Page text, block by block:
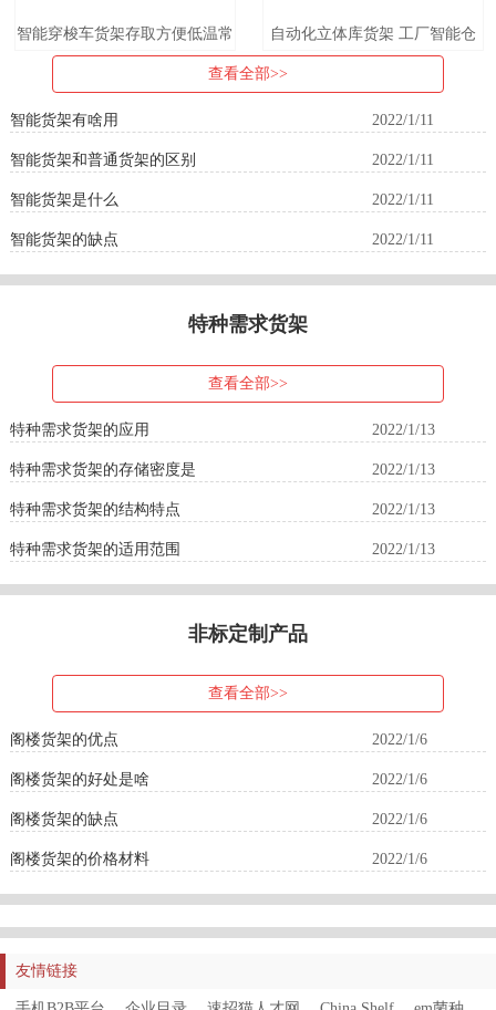
智能穿梭车货架存取方便低温常
温立库穿梭车货架贯通货架
自动化立体库货架 工厂智能仓
查看全部>>
智能货架有啥用 2022/1/11
智能货架和普通货架的区别 2022/1/11
智能货架是什么 2022/1/11
智能货架的缺点 2022/1/11
特种需求货架
查看全部>>
特种需求货架的应用 2022/1/13
特种需求货架的存储密度是 2022/1/13
特种需求货架的结构特点 2022/1/13
特种需求货架的适用范围 2022/1/13
非标定制产品
查看全部>>
阁楼货架的优点 2022/1/6
阁楼货架的好处是啥 2022/1/6
阁楼货架的缺点 2022/1/6
阁楼货架的价格材料 2022/1/6
友情链接